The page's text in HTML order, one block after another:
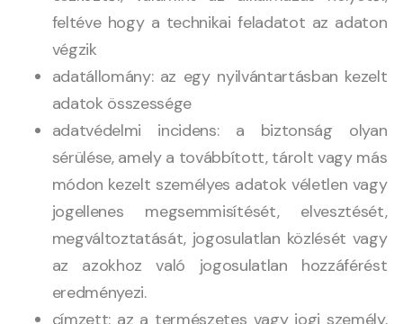
feltéve hogy a technikai feladatot az adaton
végzik
adatállomány: az egy nyilvántartásban kezelt
adatok összessége
adatvédelmi incidens: a biztonság olyan
sérülése, amely a továbbított, tárolt vagy más
módon kezelt személyes adatok véletlen vagy
jogellenes megsemmisítését, elvesztését,
megváltoztatását, jogosulatlan közlését vagy
az azokhoz való jogosulatlan hozzáférést
eredményezi.
címzett: az a természetes vagy jogi személy,